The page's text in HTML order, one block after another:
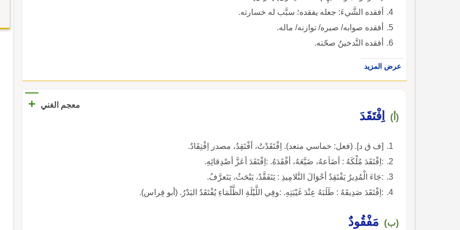
أفقده الشَّيءَ: جعله يفقده؛ سبَّب له خسارته.
أفقده صوابه/ صبره/ توازنه/ ماله.
أفقده التَّدخينُ صحّته.
عرض المزيد
معجم الغني +
(أ) اِفْتَقَدَ
[ف ق د]. (فعل: خماسي متعد). اِفْتَقَدْتُ، أفْتَقِدُ، مصدر اِفْتِقَادٌ.
:اِفْتَقَدَ مُلْكَهُ : أضَاَعهُ، ضَيَّعَهُ، أفْقَدَهُ. :اِفْتَقَدَ أعَزَّ أصْدِقائِهِ.
:جَاءَ الْمُدِيرُ يَفْتَقِدُ أحْوَالَ التَّلامِيذِ : يَتَفَقَّدُ، يَبْحَثُ، يَتَعرَّفُ.
:اِفْتَقَدَ صَدِيقَهُ : طَلَبَهُ عِنْدَ غَيْبَتِهِ. :وفِي اللَّيْلَةِ الظَّلْمَاءِ يُفْتَقَدُ البَدْرُ. (أبو فِراس).
(ب) مَفْقُودٌ